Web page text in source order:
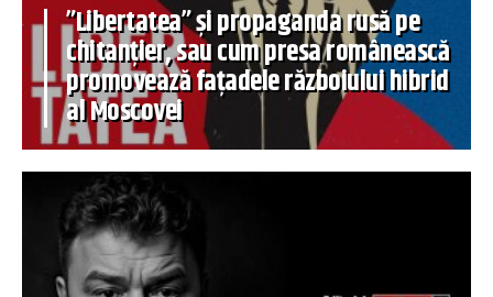
”Libertatea” și propaganda rusă pe
chitanțier, sau cum presa românească
promovează fațadele războiului hibrid
al Moscovei